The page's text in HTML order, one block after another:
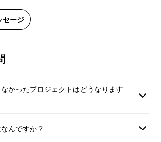
をまとい、少しピリ辛に仕上げま
じられ、一口食べればクセなりま
（V・C）、甘味料
テビア）、ナイアシ
一部に小麦・大豆・ゼ
セージ
かったプロジェクトはどうなります
んですか？